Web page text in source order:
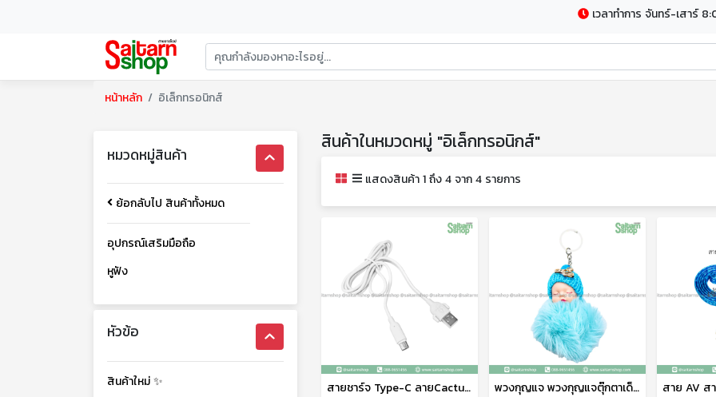
เวลาทำการ จันทร์-เสาร์
หน้าหลัก อิเล็กทรอนิกส์
หมวดหมู่สินค้า
ย้อกลับไป สินค้าทั้งหมด
อุปกรณ์เสริมมือถือ
หูฟัง
หัวข้อ
สินค้าใหม่ ✨
สินค้าในหมวดหมู่ "อิเล็กทรอนิกส์"
แสดงสินค้า 1 ถึง 4 จาก 4 รายการ
สายชาร์จ Type-C ลายCactus สายยาว1เมตร ไม่ขาดง่าย วัสดุคุณภาพเกรดพรีเมี่ยม ถ่ายโอนข้อมูลได้ สายชาร์จ Type-C Micro N-009 พวงกุญแจ พวงกุญแจตุ๊กตาเด็กทารกนอนหลับ จี้ตุ๊กตาขนปุย สุดน่ารักน่าอบอุ่น พวงกุญแจห้อยกระเป๋า สีหวาน คละสี No.945